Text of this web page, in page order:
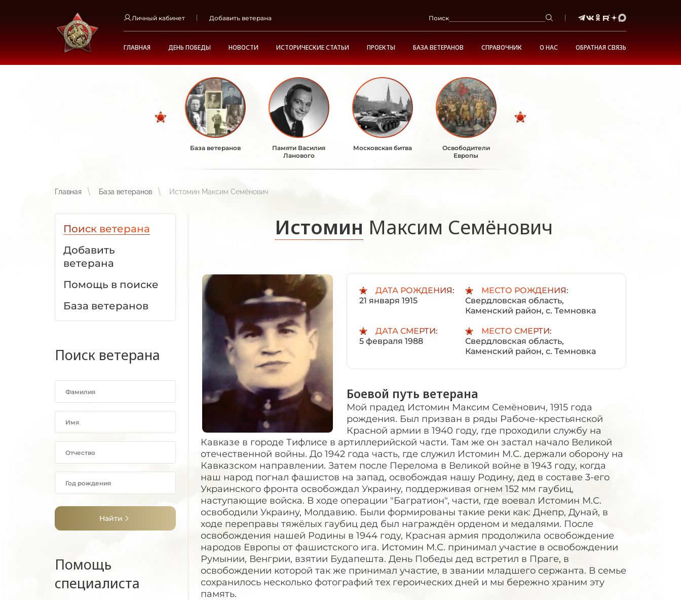
Личный кабинет Добавить ветерана Поиск
ГЛАВНАЯ ДЕНЬ ПОБЕДЫ НОВОСТИ ИСТОРИЧЕСКИЕ СТАТЬИ ПРОЕКТЫ БАЗА ВЕТЕРАНОВ СПРАВОЧНИК О НАС ОБРАТНАЯ СВЯЗЬ
База ветеранов
Памяти Василия
Ланового
Московская битва
Освободители
Европы
Главная База ветеранов Истомин Максим Семёнович
Поиск ветерана
Добавить
ветерана
Помощь в поиске
База ветеранов
Поиск ветерана
Найти
Помощь
специалиста
Истомин Максим Семёнович
ДАТА РОЖДЕНИЯ:
21 января 1915
МЕСТО РОЖДЕНИЯ:
Свердловская область,
Каменский район, с. Темновка
ДАТА СМЕРТИ:
5 февраля 1988
МЕСТО СМЕРТИ:
Свердловская область,
Каменский район, с. Темновка
Боевой путь ветерана
Мой прадед Истомин Максим Семёнович, 1915 года
рождения. Был призван в ряды Рабоче-крестьянской
Красной армии в 1940 году, где проходили службу на
Кавказе в городе Тифлисе в артиллерийской части. Там же он застал начало Великой
отечественной войны. До 1942 года часть, где служил Истомин М.С. держали оборону на
Кавказском направлении. Затем после Перелома в Великой войне в 1943 году, когда
наш народ погнал фашистов на запад, освобождая нашу Родину, дед в составе 3-его
Украинского фронта освобождал Украину, поддерживая огнем 152 мм гаубиц,
наступающие войска. В ходе операции "Багратион", части, где воевал Истомин М.С.
освободили Украину, Молдавию. Были формированы такие реки как: Днепр, Дунай, в
ходе переправы тяжёлых гаубиц дед был награждён орденом и медалями. После
освобождения нашей Родины в 1944 году, Красная армия продолжила освобождение
народов Европы от фашистского ига. Истомин М.С. принимал участие в освобождении
Румынии, Венгрии, взятии Будапешта. День Победы дед встретил в Праге, в
освобождении которой так же принимал участие, в звании младшего сержанта. В семье
сохранилось несколько фотографий тех героических дней и мы бережно храним эту
память.